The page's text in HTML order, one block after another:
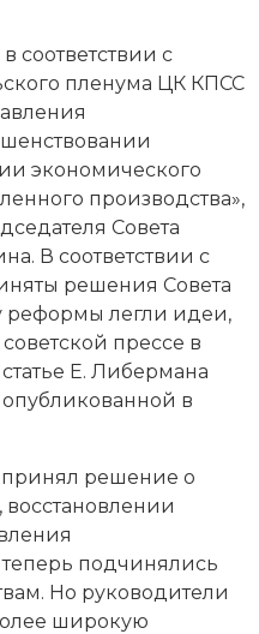
топонимика
культуры
и методология
соответствии с
пленума ЦК КПСС
экономического
производства»,
Совета
В соответствии с
решения Совета
реформы легли идеи,
прессе в
статье Е. Либермана
в
решение о
подчинялись
Но руководители
широкую